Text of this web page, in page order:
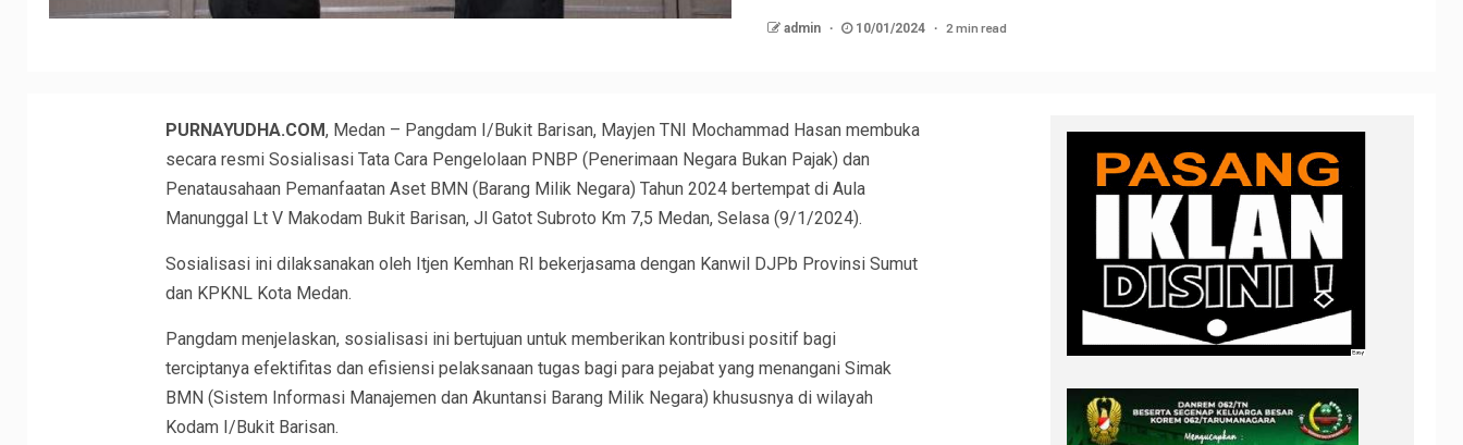
admin 10/01/2024 2 min read
PURNAYUDHA.COM, Medan – Pangdam I/Bukit Barisan, Mayjen TNI Mochammad Hasan membuka
secara resmi Sosialisasi Tata Cara Pengelolaan PNBP (Penerimaan Negara Bukan Pajak) dan
Penatausahaan Pemanfaatan Aset BMN (Barang Milik Negara) Tahun 2024 bertempat di Aula
Manunggal Lt V Makodam Bukit Barisan, Jl Gatot Subroto Km 7,5 Medan, Selasa (9/1/2024).
Sosialisasi ini dilaksanakan oleh Itjen Kemhan RI bekerjasama dengan Kanwil DJPb Provinsi Sumut
dan KPKNL Kota Medan.
Pangdam menjelaskan, sosialisasi ini bertujuan untuk memberikan kontribusi positif bagi
terciptanya efektifitas dan efisiensi pelaksanaan tugas bagi para pejabat yang menangani Simak
BMN (Sistem Informasi Manajemen dan Akuntansi Barang Milik Negara) khususnya di wilayah
Kodam I/Bukit Barisan.